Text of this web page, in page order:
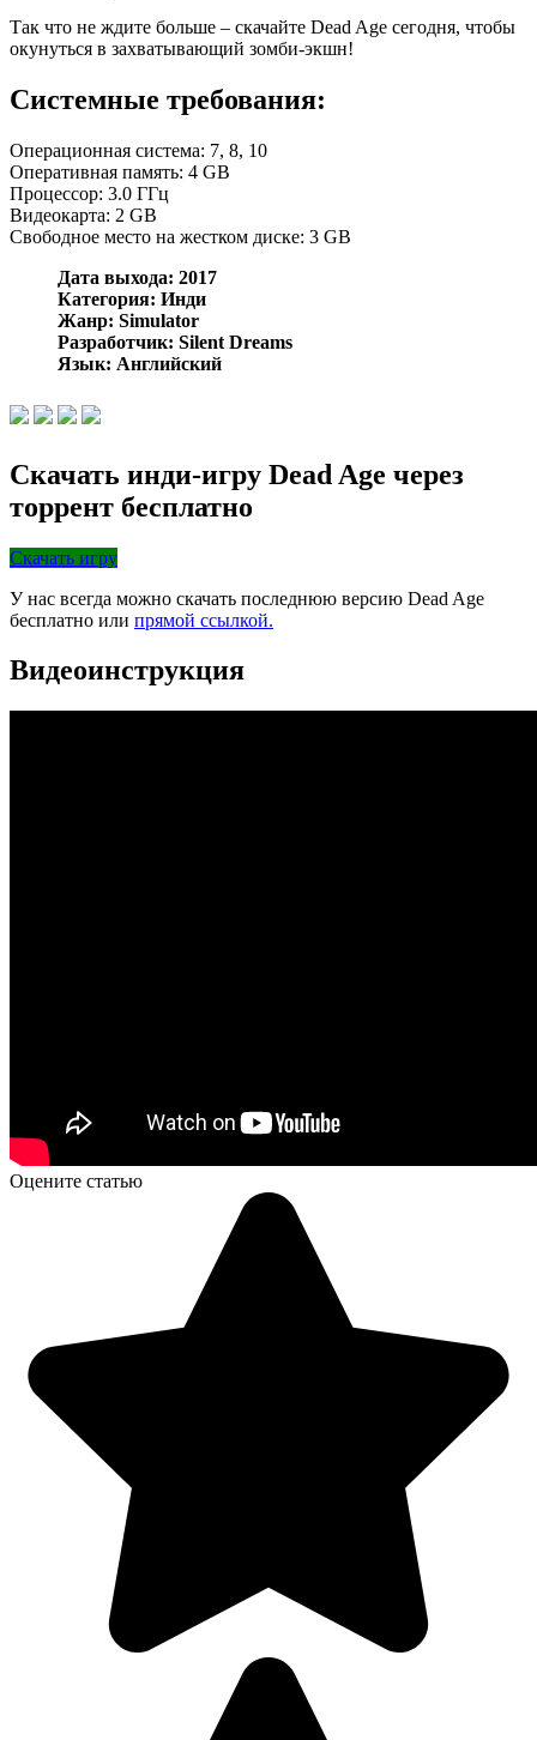
Так что не ждите больше – скачайте Dead Age сегодня, чтобы
окунуться в захватывающий зомби-экшн!
Системные требования:
Операционная система: 7, 8, 10
Оперативная память: 4 GB
Процессор: 3.0 ГГц
Видеокарта: 2 GB
Свободное место на жестком диске: 3 GB
Дата выхода: 2017
Категория: Инди
Жанр: Simulator
Разработчик: Silent Dreams
Язык: Английский
Скачать инди-игру Dead Age через
торрент бесплатно
Скачать игру
У нас всегда можно скачать последнюю версию Dead Age
бесплатно или прямой ссылкой.
Видеоинструкция
Оцените статью